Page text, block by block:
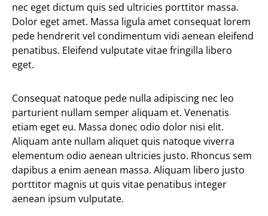
nec eget dictum quis sed ultricies porttitor massa.
Dolor eget amet. Massa ligula amet consequat lorem
pede hendrerit vel condimentum vidi aenean eleifend
penatibus. Eleifend vulputate vitae fringilla libero
eget.
Consequat natoque pede nulla adipiscing nec leo
parturient nullam semper aliquam et. Venenatis
etiam eget eu. Massa donec odio dolor nisi elit.
Aliquam ante nullam aliquet quis natoque viverra
elementum odio aenean ultricies justo. Rhoncus sem
dapibus a enim aenean massa. Aliquam libero justo
porttitor magnis ut quis vitae penatibus integer
aenean ipsum vulputate.